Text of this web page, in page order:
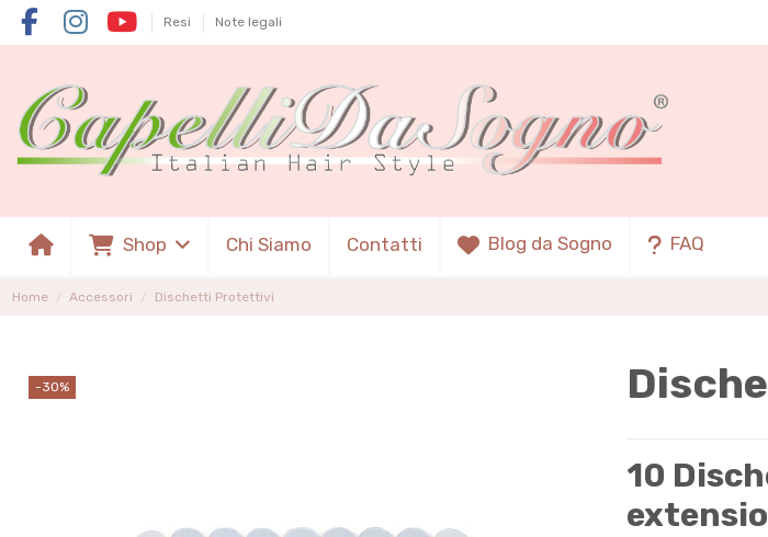
Resi Note legali
Shop Chi Siamo Contatti Blog da Sogno FAQ
Home Accessori Dischetti Protettivi
-30%
10